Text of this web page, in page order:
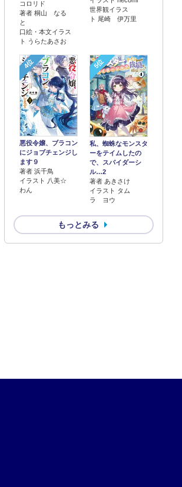
コロリド
著者 桐山 なる
と
口絵・本文イラス
ト うらたあさお
世界観イラス
ト 尾崎 伊万里
4位
悪役令嬢、ブラコン
にジョブチェンジし
ます９
著者 浜千鳥
イラスト 八美☆
わん
5位
私、蜘蛛なモンスタ
ーをテイムしたの
で、スパイダーシ
ル…2
著者 あきさけ
イラスト タム
ラ ヨウ
もっとみる